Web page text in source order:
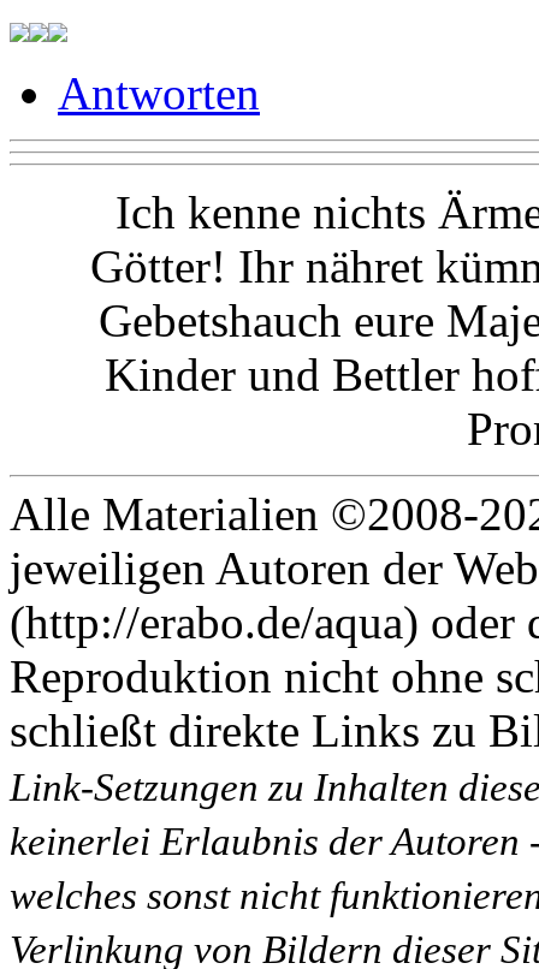
Antworten
Ich kenne nichts
Götter! Ihr nähret
Gebetshauch eure
Kinder und Bettler
Alle Materialien ©2008-
jeweiligen Autoren der
(http://erabo.de/aqua) oder
Reproduktion nicht ohne
schließt direkte Links zu
Link-Setzungen zu Inhalten
keinerlei Erlaubnis der Autoren
welches sonst nicht
Verlinkung von Bildern dieser